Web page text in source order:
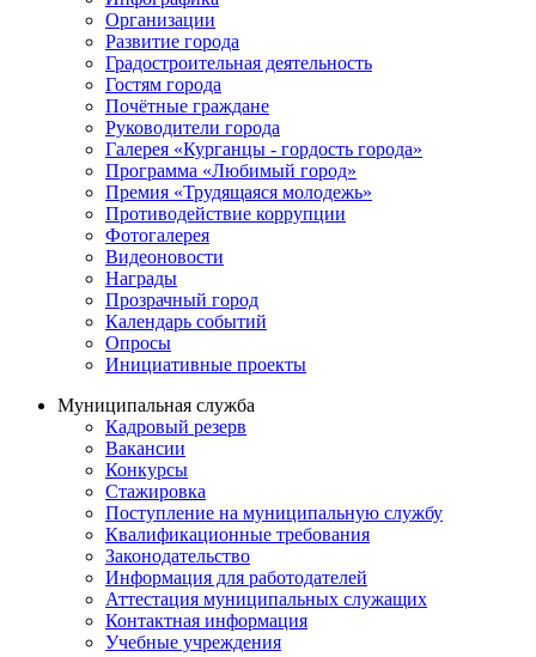
Организации
Развитие города
Градостроительная деятельность
Гостям города
Почётные граждане
Руководители города
Галерея «Курганцы - гордость города»
Программа «Любимый город»
Премия «Трудящаяся молодежь»
Противодействие коррупции
Фотогалерея
Видеоновости
Награды
Прозрачный город
Календарь событий
Опросы
Инициативные проекты
Муниципальная служба
Кадровый резерв
Вакансии
Конкурсы
Стажировка
Поступление на муниципальную службу
Квалификационные требования
Законодательство
Информация для работодателей
Аттестация муниципальных служащих
Контактная информация
Учебные учреждения